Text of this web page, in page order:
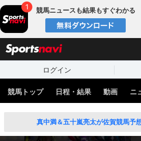
競馬ニュースも結果もすぐわかる
ログイン
競馬トップ 日程・結果 動画 ニ
真中満＆五十嵐亮太が佐賀競馬予